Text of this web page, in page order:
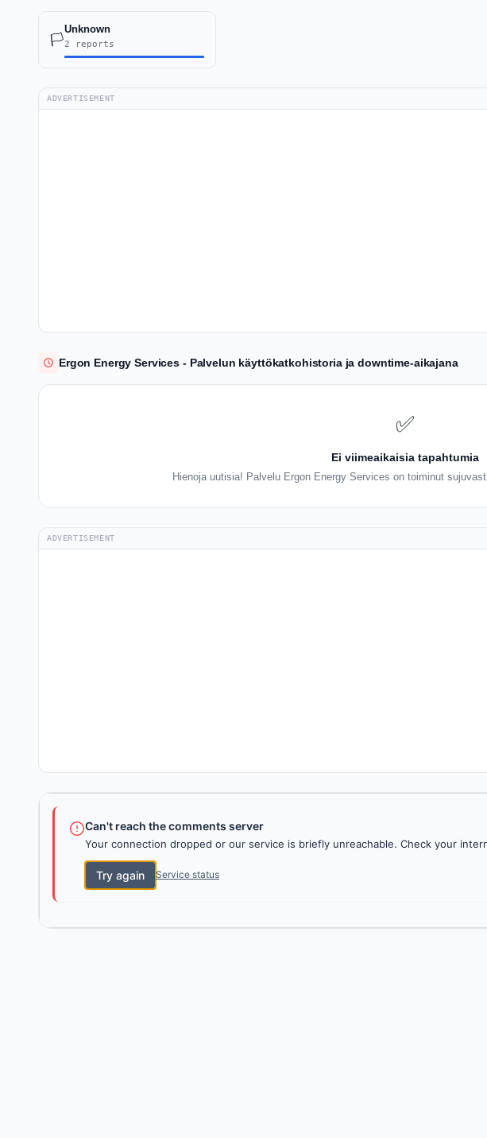
🏳️
Unknown
2 reports
ADVERTISEMENT
Ergon Energy Services - Palvelun käyttökatkohistoria ja downtime-aikajana
✅
Ei viimeaikaisia tapahtumia
Hienoja uutisia! Palvelu Ergon Energy Services on toiminut
ADVERTISEMENT
Can't reach the comments server
Your connection dropped or our service is briefly unreachable. Check your
Try again Service status